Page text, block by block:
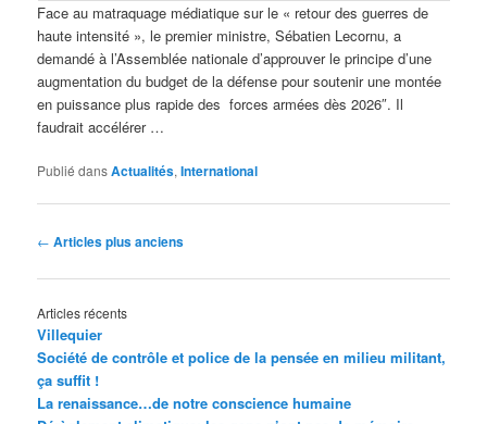
Face au matraquage médiatique sur le « retour des guerres de
haute intensité », le premier ministre, Sébatien Lecornu, a
demandé à l’Assemblée nationale d’approuver le principe d’une
augmentation du budget de la défense pour soutenir une montée
en puissance plus rapide des forces armées dès 2026″. Il
faudrait accélérer …
Publié dansActualités,International
Navigation
articles
← Articles plus anciens
Articles récents
Villequier
Société de contrôle et police de la pensée en milieu militant,
ça suffit !
La renaissance…de notre conscience humaine